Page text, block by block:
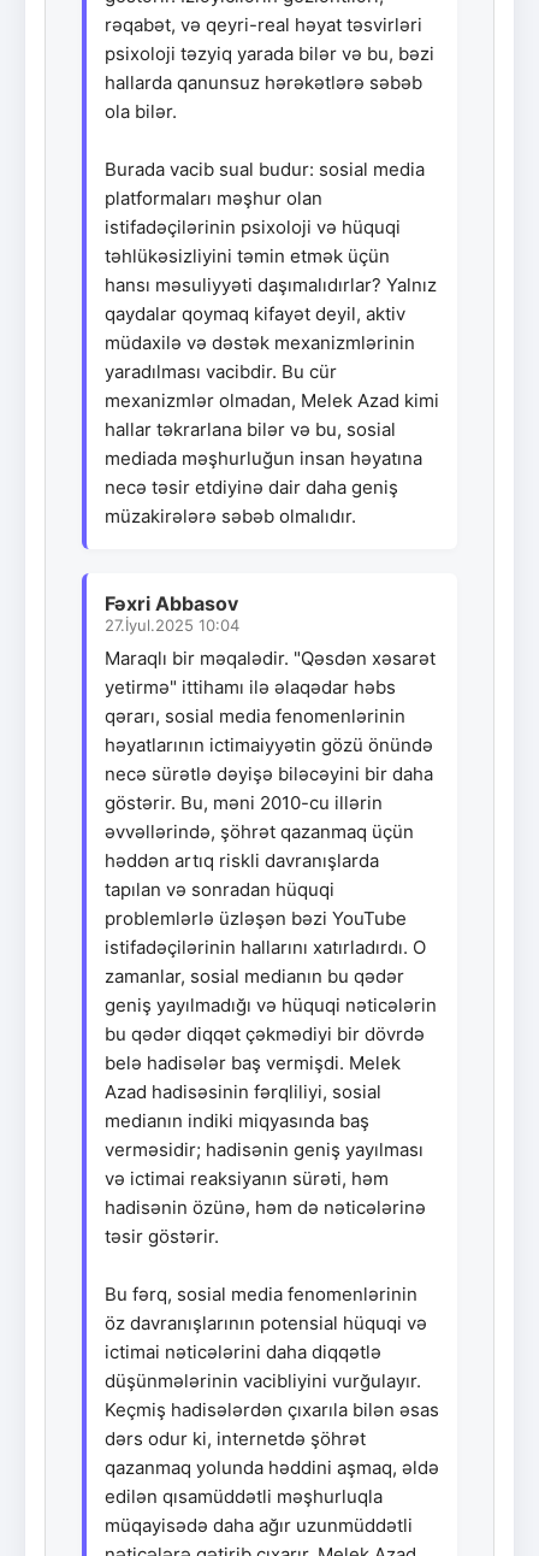
rəqabət, və qeyri-real həyat təsvirləri
psixoloji təzyiq yarada bilər və bu, bəzi
hallarda qanunsuz hərəkətlərə səbəb
ola bilər.
Burada vacib sual budur: sosial media
platformaları məşhur olan
istifadəçilərinin psixoloji və hüquqi
təhlükəsizliyini təmin etmək üçün
hansı məsuliyyəti daşımalıdırlar? Yalnız
qaydalar qoymaq kifayət deyil, aktiv
müdaxilə və dəstək mexanizmlərinin
yaradılması vacibdir. Bu cür
mexanizmlər olmadan, Melek Azad kimi
hallar təkrarlana bilər və bu, sosial
mediada məşhurluğun insan həyatına
necə təsir etdiyinə dair daha geniş
müzakirələrə səbəb olmalıdır.
Fəxri Abbasov
27.İyul.2025 10:04
Maraqlı bir məqalədir. "Qəsdən xəsarət
yetirmə" ittihamı ilə əlaqədar həbs
qərarı, sosial media fenomenlərinin
həyatlarının ictimaiyyətin gözü önündə
necə sürətlə dəyişə biləcəyini bir daha
göstərir. Bu, məni 2010-cu illərin
əvvəllərində, şöhrət qazanmaq üçün
həddən artıq riskli davranışlarda
tapılan və sonradan hüquqi
problemlərlə üzləşən bəzi YouTube
istifadəçilərinin hallarını xatırladırdı. O
zamanlar, sosial medianın bu qədər
geniş yayılmadığı və hüquqi nəticələrin
bu qədər diqqət çəkmədiyi bir dövrdə
belə hadisələr baş vermişdi. Melek
Azad hadisəsinin fərqliliyi, sosial
medianın indiki miqyasında baş
verməsidir; hadisənin geniş yayılması
və ictimai reaksiyanın sürəti, həm
hadisənin özünə, həm də nəticələrinə
təsir göstərir.
Bu fərq, sosial media fenomenlərinin
öz davranışlarının potensial hüquqi və
ictimai nəticələrini daha diqqətlə
düşünmələrinin vacibliyini vurğulayır.
Keçmiş hadisələrdən çıxarıla bilən əsas
dərs odur ki, internetdə şöhrət
qazanmaq yolunda həddini aşmaq, əldə
edilən qısamüddətli məşhurluqla
müqayisədə daha ağır uzunmüddətli